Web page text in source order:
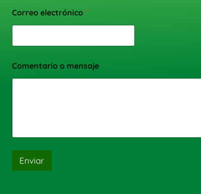
Correo electrónico *
Comentario o mensaje
Enviar